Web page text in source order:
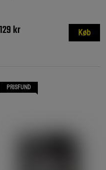
129 kr Køb
PRISFUND